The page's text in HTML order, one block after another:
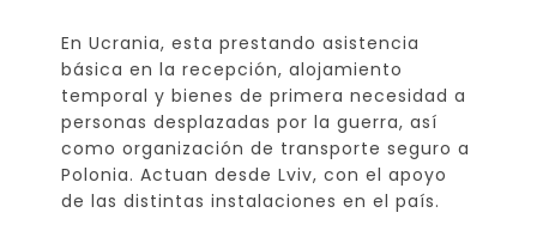
En Ucrania, esta prestando asistencia
básica en la recepción, alojamiento
temporal y bienes de primera necesidad a
personas desplazadas por la guerra, así
como organización de transporte seguro a
Polonia. Actuan desde Lviv, con el apoyo
de las distintas instalaciones en el país.